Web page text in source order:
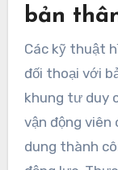
bản
Các kỹ thuật
đối thoại với
khung tư duy
vận động viên
dung thành